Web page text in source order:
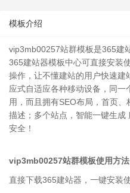
模板介绍
vip3mb00257站群模板是365建
365建站器模板中心可直接安装
操作，让不懂建站的用户快速建
应式自适应各种移动设备，同
用，而且拥有SEO布局，首页
描述；多个站点，智能一键生
安全！
vip3mb00257站群模板使用方法
直接下载365建站器，一键安装